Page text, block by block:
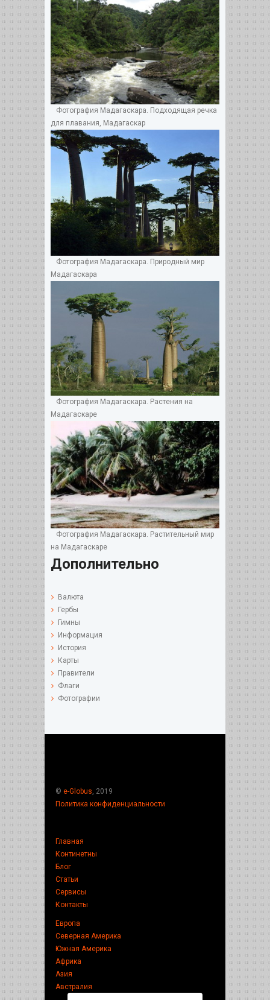
Фотография Мадагаскара. Подходящая речка
для плавания, Мадагаскар
Фотография Мадагаскара. Природный мир
Мадагаскара
Фотография Мадагаскара. Растения на
Мадагаскаре
Фотография Мадагаскара. Растительный мир
на Мадагаскаре
Дополнительно
Валюта
Гербы
Гимны
Информация
История
Карты
Правители
Флаги
Фотографии
© e-Globus, 2019
Политика конфиденциальности
Главная
Континетны
Блог
Статьи
Сервисы
Контакты
Европа
Северная Америка
Южная Америка
Африка
Азия
Австралия